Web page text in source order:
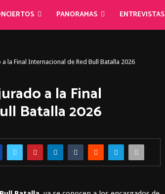
PANORAMAS ENTREVISTAS
la Final Internacional de Red Bull Batalla 2026
a la Final
Batalla 2026